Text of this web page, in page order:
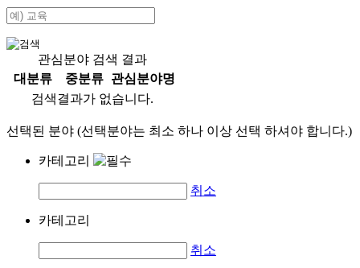
관심분야 검색 결과
대분류
중분류
관심분야명
검색결과가 없습니다.
선택된 분야 (선택분야는 최소 하나 이상 선택 하셔야 합니다.)
카테고리
취소
카테고리
취소